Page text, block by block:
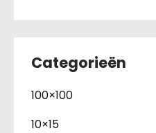
Categorieën
100×100
10×15